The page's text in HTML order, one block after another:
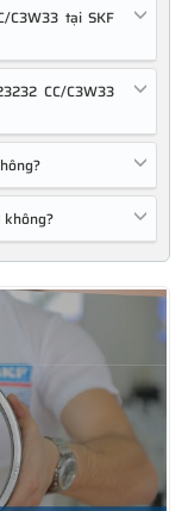
C3W33 tại SKF
CC/C3W33
không?